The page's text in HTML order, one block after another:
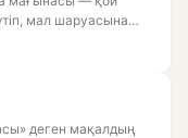
мал шаруасына
деген мақалдың